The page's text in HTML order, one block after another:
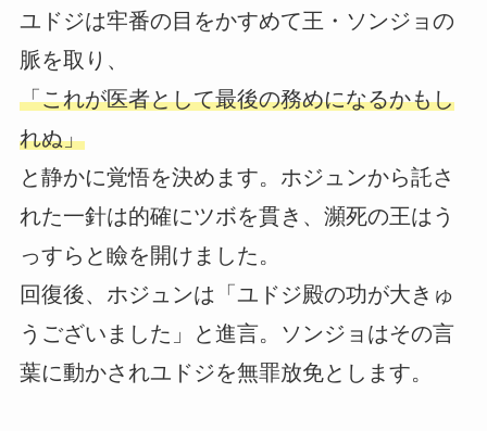
ユドジは牢番の目をかすめて王・ソンジョの
脈を取り、
「これが医者として最後の務めになるかもし
れぬ」
と静かに覚悟を決めます。ホジュンから託さ
れた一針は的確にツボを貫き、瀕死の王はう
っすらと瞼を開けました。
回復後、ホジュンは「ユドジ殿の功が大きゅ
うございました」と進言。ソンジョはその言
葉に動かされユドジを無罪放免とします。